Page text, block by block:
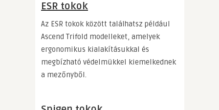
ESR tokok
Az ESR tokok között találhatsz például
Ascend Trifold modelleket, amelyek
ergonomikus kialakításukkal és
megbízható védelmükkel kiemelkednek
a mezőnyből.